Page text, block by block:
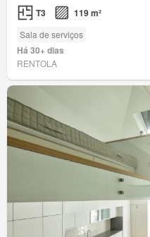
T3 119 m²
Sala de serviços
Há 30+ dias
RENTOLA